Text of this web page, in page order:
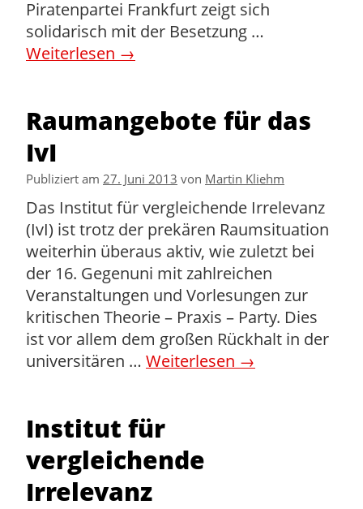
Piratenpartei Frankfurt zeigt sich
solidarisch mit der Besetzung …
Weiterlesen →
Raumangebote für das
IvI
Publiziert am 27. Juni 2013 von Martin Kliehm
Das Institut für vergleichende Irrelevanz
(IvI) ist trotz der prekären Raumsituation
weiterhin überaus aktiv, wie zuletzt bei
der 16. Gegenuni mit zahlreichen
Veranstaltungen und Vorlesungen zur
kritischen Theorie – Praxis – Party. Dies
ist vor allem dem großen Rückhalt in der
universitären … Weiterlesen →
Institut für
vergleichende
Irrelevanz